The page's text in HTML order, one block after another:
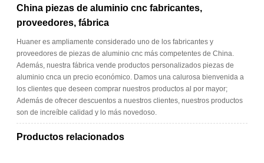
China piezas de aluminio cnc fabricantes,
proveedores, fábrica
Huaner es ampliamente considerado uno de los fabricantes y
proveedores de piezas de aluminio cnc más competentes de China.
Además, nuestra fábrica vende productos personalizados piezas de
aluminio cnca un precio económico. Damos una calurosa bienvenida a
los clientes que deseen comprar nuestros productos al por mayor;
Además de ofrecer descuentos a nuestros clientes, nuestros productos
son de increíble calidad y lo más novedoso.
Productos relacionados